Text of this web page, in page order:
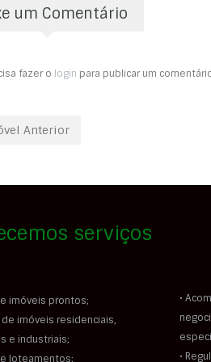
um Comentário
fazer o login para publicar um
Anterior
serviços
imóveis prontos;
de imóveis residenciais,
e industriais;
loteamentos;
•
•